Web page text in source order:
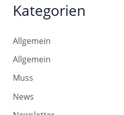
Kategorien
Allgemein
Allgemein
Muss
News